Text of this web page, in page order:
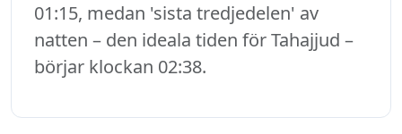
01:15, medan 'sista tredjedelen' av
natten – den ideala tiden för Tahajjud –
börjar klockan 02:38.